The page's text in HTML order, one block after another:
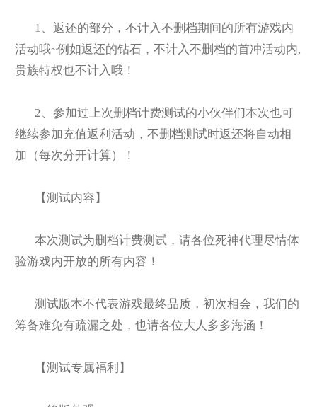
1
、返还的部分，不计入不删档期间的所有游戏内
活动哦~例如返还的钻石，不计入不删档的首冲活动内,
贵族特权也不计入哦！
2 、参加过上次删档计费测试的小伙伴们本次也可
继续参加充值返利活动，不删档测试时返还将自动相
加（每次分开计算）！
【测试内容】
本次测试为删档计费测试，请各位死神代理尽情体
验游戏内开放的所有内容！
测试版本不代表游戏最终品质，初次相会，我们的
筹备难免有疏漏之处，也请各位大人多多海涵！
【测试专属福利】